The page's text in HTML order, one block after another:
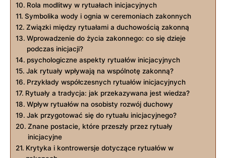
Rola modlitwy w rytuałach inicjacyjnych
Symbolika wody i ognia w ceremoniach zakonnych
Związki między rytuałami a duchowością zakonną
Wprowadzenie do życia zakonnego: co ​się dzieje‌
podczas inicjacji?
psychologiczne aspekty rytuałów inicjacyjnych
Jak rytuały wpływają na wspólnotę zakonną?
Przykłady współczesnych rytuałów inicjacyjnych
Rytuały a tradycja: jak przekazywana jest wiedza?
Wpływ rytuałów na osobisty rozwój duchowy
Jak przygotować się do rytuału inicjacyjnego?
Znane postacie, które przeszły przez rytuały
inicjacyjne
Krytyka⁣ i kontrowersje dotyczące⁤ rytuałów w